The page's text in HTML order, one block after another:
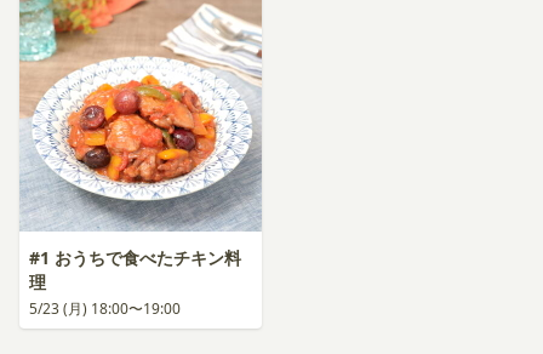
#1 おうちで食べたチキン料
理
5/23 (月) 18:00〜19:00